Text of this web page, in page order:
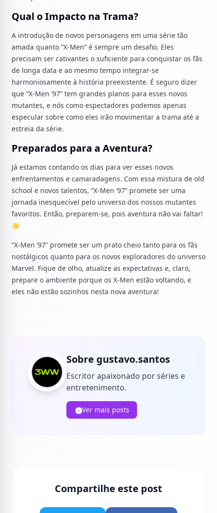
Qual o Impacto na Trama?
A introdução de novos personagens em uma série tão
amada quanto “X-Men” é sempre um desafio. Eles
precisam ser cativantes o suficiente para conquistar os fãs
de longa data e ao mesmo tempo integrar-se
harmoniosamente à história preexistente. É seguro dizer
que “X-Men ’97” tem grandes planos para esses novos
mutantes, e nós como espectadores podemos apenas
especular sobre como eles irão movimentar a trama até a
estreia da série.
Preparados para a Aventura?
Já estamos contando os dias para ver esses novos
enfrentamentos e camaradagens. Com essa mistura de old
school e novos talentos, “X-Men ’97” promete ser uma
jornada inesquecível pelo universo dos nossos mutantes
favoritos. Então, preparem-se, pois aventura não vai faltar!
🌟
“X-Men ’97” promete ser um prato cheio tanto para os fãs
nostálgicos quanto para os novos exploradores do universo
Marvel. Fique de olho, atualize as expectativas e, claro,
prepare o ambiente porque os X-Men estão voltando, e
eles não estão sozinhos nesta nova aventura!
Sobre gustavo.santos
Escritor apaixonado por séries e
entretenimento.
Ver mais posts
Compartilhe este post